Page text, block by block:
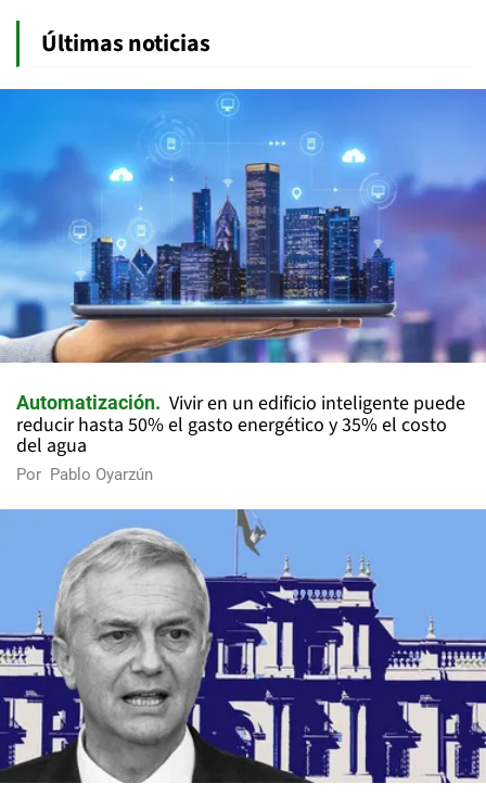
Últimas noticias
Automatización
Vivir en un edificio inteligente puede
reducir hasta 50% el gasto energético y 35% el costo
del agua
Por Pablo Oyarzún